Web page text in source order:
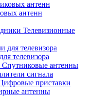
антенн
Телевизионные
телевизора
Спутниковые антенны
сигнала
приставки
антенны